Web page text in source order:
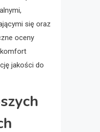
się oraz
oceny
komfort
jakości do